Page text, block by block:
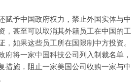
赋予中国政府权力，禁止外国实体与中
，甚至可以取消其外籍员工在中国的工
，如果这些员工所在国限制中方投资。
府将一家中国科技公司列入制裁名单，
措施，阻止一家美国公司收购一家与中